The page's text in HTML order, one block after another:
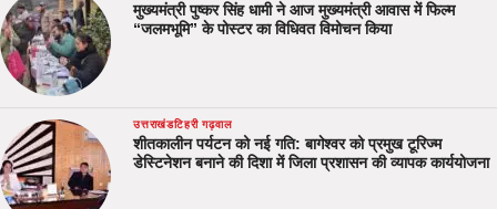
मुख्यमंत्री पुष्कर सिंह धामी ने आज मुख्यमंत्री आवास में फिल्म
“जलमभूमि” के पोस्टर का विधिवत विमोचन किया
उत्तराखंडटिहरी गढ़वाल
शीतकालीन पर्यटन को नई गति: बागेश्वर को प्रमुख टूरिज्म
डेस्टिनेशन बनाने की दिशा में जिला प्रशासन की व्यापक कार्ययोजना